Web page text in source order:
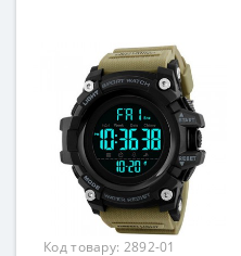
Код товару: 2892-01